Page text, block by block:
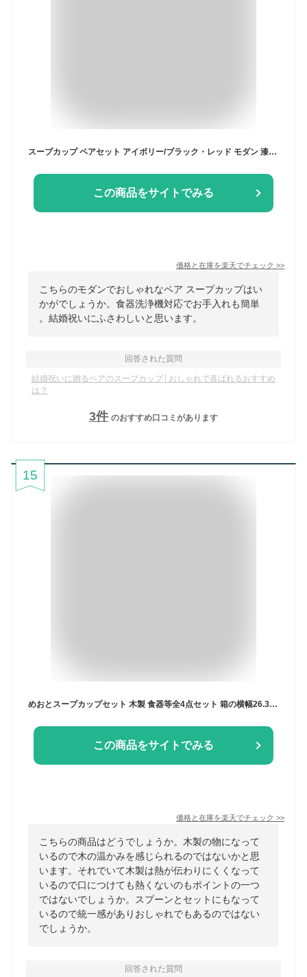
この商品をサイトでみる
価格と在庫を楽天でチェック >>
こちらのモダンでおしゃれなペア スープカップはい
かがでしょうか。食器洗浄機対応でお手入れも簡単
。結婚祝いにふさわしいと思います。
回答された質問
結婚祝いに贈るペアのスープカップ│おしゃれで喜ばれるおすすめ
は？
3件 のおすすめ口コミがあります
15
この商品をサイトでみる
価格と在庫を楽天でチェック >>
こちらの商品はどうでしょうか。木製の物になって
いるので木の温かみを感じられるのではないかと思
います。それでいて木製は熱が伝わりにくくなって
いるので口につけても熱くないのもポイントの一つ
ではないでしょうか。スプーンとセットにもなって
いるので統一感がありおしゃれでもあるのではない
でしょうか。
回答された質問